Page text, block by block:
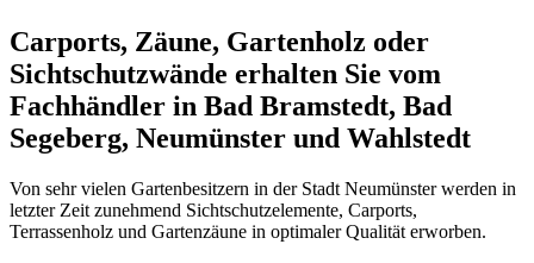
Carports, Zäune, Gartenholz oder
Sichtschutzwände erhalten Sie vom
Fachhändler in Bad Bramstedt, Bad
Segeberg, Neumünster und Wahlstedt
Von sehr vielen Gartenbesitzern in der Stadt Neumünster werden in
letzter Zeit zunehmend Sichtschutzelemente, Carports,
Terrassenholz und Gartenzäune in optimaler Qualität erworben.